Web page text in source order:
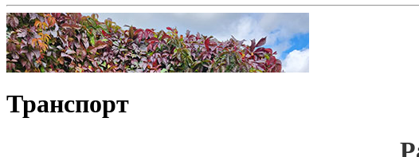
Транспорт